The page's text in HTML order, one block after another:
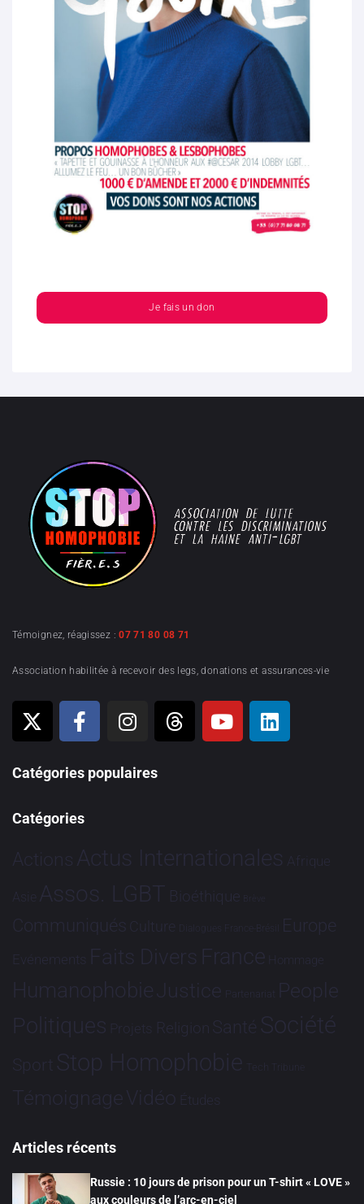
Je fais un don
Témoignez, réagissez :07 71 80 08 71
Association habilitée à recevoir des legs, donations et assurances-vie
Catégories populaires
Catégories
Actions Actus Internationales Afrique
Asie Assos. LGBT Bioéthique Brève
Communiqués Culture Dialogues France-Brésil Europe
Evénements Faits Divers France Hommage
HumanophobieJustice Partenariat People
Politiques Projets Religion Santé Société
Sport Stop Homophobie Tech Tribune
TémoignageVidéo Études
Articles récents
Russie : 10 jours de prison pour un T-shirt « LOVE »
aux couleurs de l’arc-en-ciel